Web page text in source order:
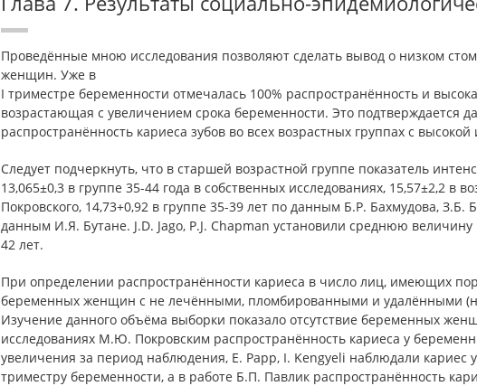
Проведённые мною исследования позволяют сделать вывод о низком
женщин. Уже в
I триместре беременности отмечалась 100% распространённость и
возрастающая с увеличением срока беременности. Это подтверждается
распространённость кариеса зубов во всех возрастных группах с
Следует подчеркнуть, что в старшей возрастной группе показатель
13,065±0,3 в группе 35-44 года в собственных исследованиях, 15,57±2,2 в
Покровского, 14,73+0,92 в группе 35-39 лет по данным Б.Р. Бахмудова, З.Б.
данным И.Я. Бутане. J.D. Jago, P.J. Chapman установили среднюю
42 лет.
При определении распространённости кариеса в число лиц, имеющих
беременных женщин с не лечёнными, пломбированными и удалёнными
Изучение данного объёма выборки показало отсутствие беременных
исследованиях М.Ю. Покровским распространённость кариеса у
увеличения за период наблюдения, Е. Papp, I. Kengyeli наблюдали кариес
триместру беременности, а в работе Б.П. Павлик распространённость